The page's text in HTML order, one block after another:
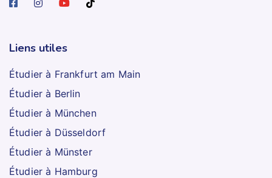
Liens utiles
Étudier à Frankfurt am Main
Étudier à Berlin
Étudier à München
Étudier à Düsseldorf
Étudier à Münster
Étudier à Hamburg